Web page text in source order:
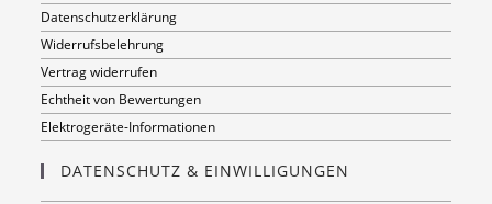
Datenschutzerklärung
Widerrufsbelehrung
Vertrag widerrufen
Echtheit von Bewertungen
Elektrogeräte-Informationen
DATENSCHUTZ & EINWILLIGUNGEN